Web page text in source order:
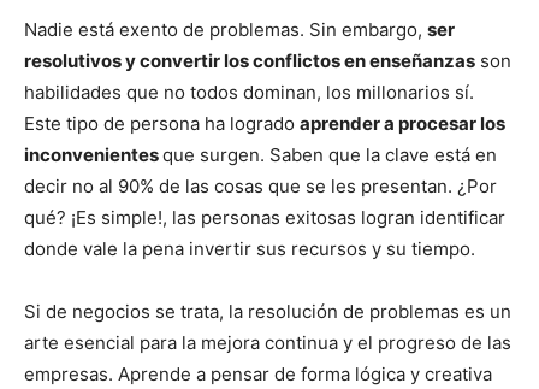
Nadie está exento de problemas. Sin embargo, ser
resolutivos y convertir los conflictos en enseñanzas son
habilidades que no todos dominan, los millonarios sí.
Este tipo de persona ha logrado aprender a procesar los
inconvenientesque surgen. Saben que la clave está en
decir no al 90% de las cosas que se les presentan. ¿Por
qué? ¡Es simple!, las personas exitosas logran identificar
donde vale la pena invertir sus recursos y su tiempo.
Si de negocios se trata, la resolución de problemas es un
arte esencial para la mejora continua y el progreso de las
empresas. Aprende a pensar de forma lógica y creativa